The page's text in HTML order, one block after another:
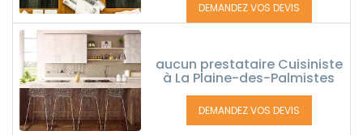
DEMANDEZ VOS DEVIS
aucun prestataire Cuisiniste
à La Plaine-des-Palmistes
DEMANDEZ VOS DEVIS